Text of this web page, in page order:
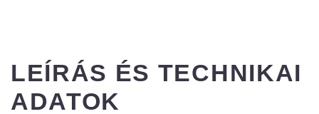
LEÍRÁS ÉS TECHNIKAI
ADATOK